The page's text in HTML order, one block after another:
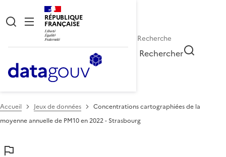
RÉPUBLIQUE
FRANÇAISE
Rechercher
Accueil Jeux de données
Concentrations cartographiées de la
moyenne annuelle de PM10 en 2022 - Strasbourg